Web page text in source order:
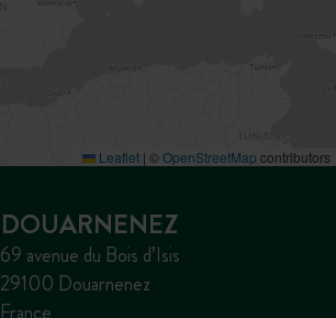
Leaflet | ©OpenStreetMap contributors
DOUARNENEZ
69 avenue du Bois d’Isis
29100 Douarnenez